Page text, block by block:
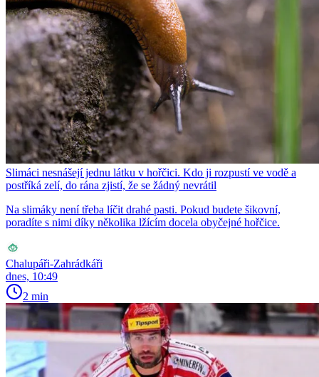
Slimáci nesnášejí jednu látku v hořčici. Kdo ji rozpustí ve vodě a
postříká zelí, do rána zjistí, že se žádný nevrátil
Na slimáky není třeba líčit drahé pasti. Pokud budete šikovní,
poradíte s nimi díky několika lžícím docela obyčejné hořčice.
Chalupáři-Zahrádkáři
dnes, 10:49
2 min